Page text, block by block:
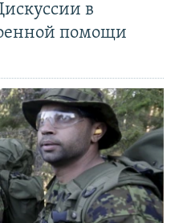
в
помощи